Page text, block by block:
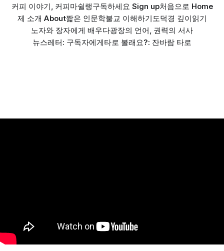
커피 이야기, 커피마쉴랭구독하세요 Sign up처음으로 Home
제 소개 About짧은 인문학불교 이해하기도덕경 깊이읽기
노자와 장자에게 배우다광장의 언어, 권력의 서사
뉴스레터: 구독자에게타로 볼래요?: 잔바람 타로